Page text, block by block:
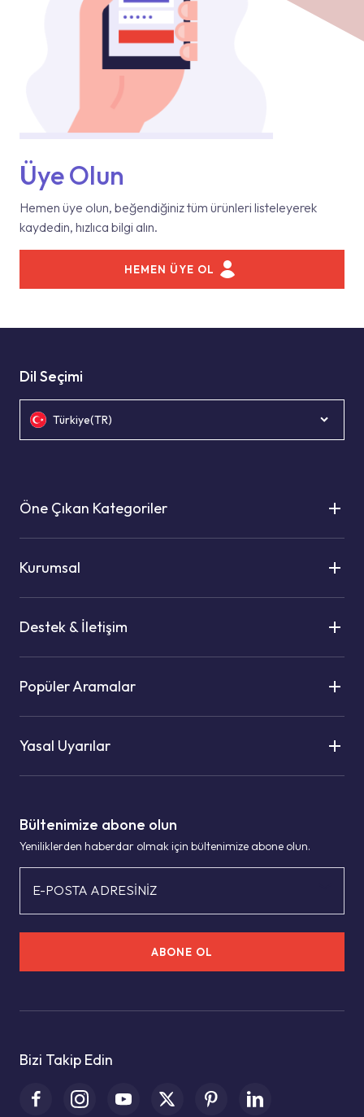
Üye Olun
Hemen üye olun, beğendiğiniz tüm ürünleri listeleyerek
kaydedin, hızlıca bilgi alın.
HEMEN ÜYE OL
Bültenimize abone olun
Yeniliklerden haberdar olmak için bültenimize abone olun.
E-POSTA ADRESİNİZ
ABONE OL
Bizi Takip Edin
Dil Seçimi
Türkiye(TR)
Öne Çıkan Kategoriler
Kurumsal
Destek & İletişim
Popüler Aramalar
Yasal Uyarılar